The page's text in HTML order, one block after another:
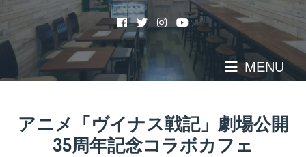
MENU
アニメ「ヴイナス戦記」劇場公開
35周年記念コラボカフェ